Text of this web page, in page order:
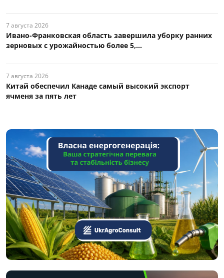
7 августа 2026
Ивано-Франковская область завершила уборку ранних
зерновых с урожайностью более 5,...
7 августа 2026
Китай обеспечил Канаде самый высокий экспорт
ячменя за пять лет